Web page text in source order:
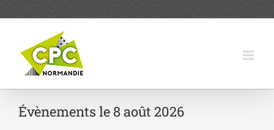
Évènements le 8 août 2026